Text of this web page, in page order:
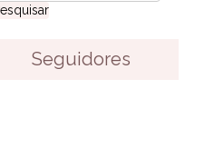
Seguidores